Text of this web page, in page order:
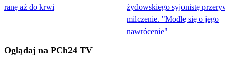
ranę aż do krwi
żydowskiego syjonistę
milczenie. "Modlę się o jego
nawrócenie"
Oglądaj na PCh24 TV